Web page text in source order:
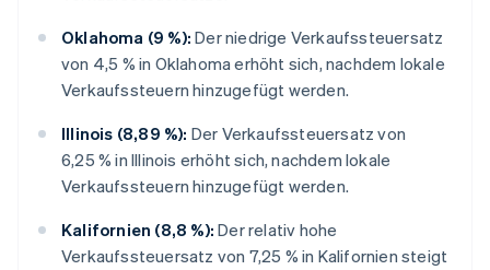
Oklahoma (9 %): Der niedrige Verkaufssteuersatz
von 4,5 % in Oklahoma erhöht sich, nachdem lokale
Verkaufssteuern hinzugefügt werden.
Illinois (8,89 %): Der Verkaufssteuersatz von
6,25 % in Illinois erhöht sich, nachdem lokale
Verkaufssteuern hinzugefügt werden.
Kalifornien (8,8 %): Der relativ hohe
Verkaufssteuersatz von 7,25 % in Kalifornien steigt